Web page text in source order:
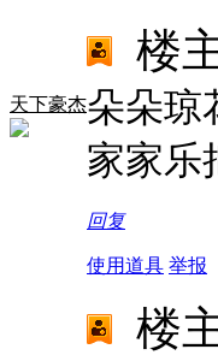
天下豪杰
楼
朵朵琼
家家乐
回复
使用道具 举报
楼